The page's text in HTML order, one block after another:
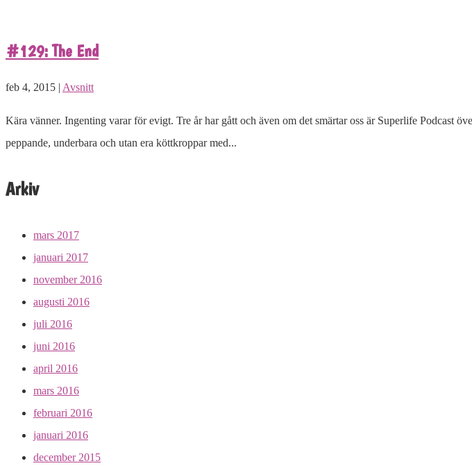
#129: The End
feb 4, 2015 | Avsnitt
Kära vänner. Ingenting varar för evigt. Tre år har gått och även om det smärtar oss är Superlife Podcast
peppande, underbara och utan era köttkroppar med...
Arkiv
mars 2017
januari 2017
november 2016
augusti 2016
juli 2016
juni 2016
april 2016
mars 2016
februari 2016
januari 2016
december 2015